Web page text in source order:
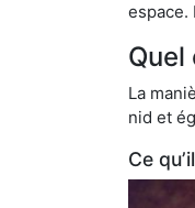
espace.
Quel
La
nid et
Ce